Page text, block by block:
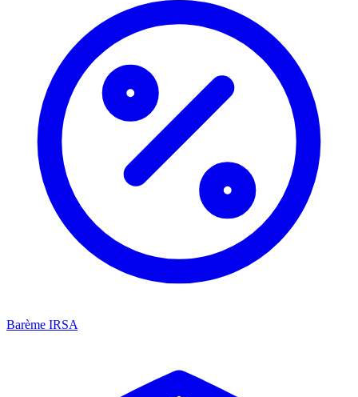
Barème IRSA